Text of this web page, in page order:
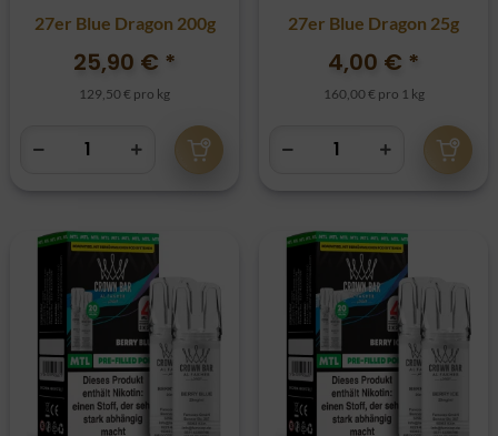
27er Blue Dragon 200g
25,90 € *
129,50 € pro kg
27er Blue Dragon 25g
4,00 € *
160,00 € pro 1 kg